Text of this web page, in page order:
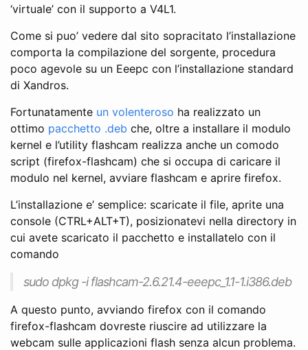
‘virtuale’ con il supporto a V4L1.
Come si puo’ vedere dal sito sopracitato l’installazione
comporta la compilazione del sorgente, procedura
poco agevole su un Eeepc con l’installazione standard
di Xandros.
Fortunatamente un volenteroso ha realizzato un
ottimo pacchetto .deb che, oltre a installare il modulo
kernel e l’utility flashcam realizza anche un comodo
script (firefox-flashcam) che si occupa di caricare il
modulo nel kernel, avviare flashcam e aprire firefox.
L’installazione e’ semplice: scaricate il file, aprite una
console (CTRL+ALT+T), posizionatevi nella directory in
cui avete scaricato il pacchetto e installatelo con il
comando
sudo dpkg -i flashcam-2.6.21.4-eeepc_1.1-1.i386.deb
A questo punto, avviando firefox con il comando
firefox-flashcam dovreste riuscire ad utilizzare la
webcam sulle applicazioni flash senza alcun problema.